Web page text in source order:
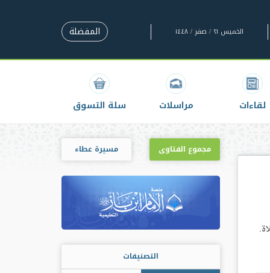
الخميس ٢١ / صفر / ١٤٤٨ المفضلة
لقاءات مراسلات سلة التسوق
مجموع الفتاوى مسيرة عطاء
التصنيفات